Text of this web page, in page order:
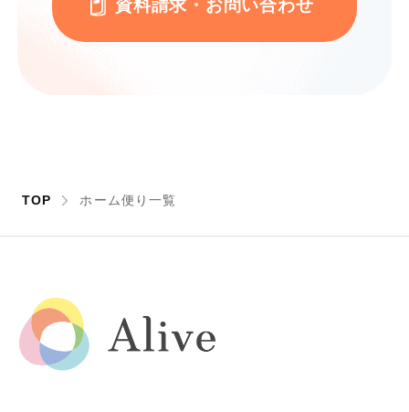
資料請求・お問い合わせ
TOP ホーム便り一覧